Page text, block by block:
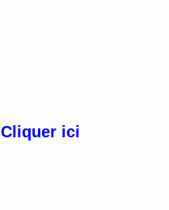
Cliquer ici